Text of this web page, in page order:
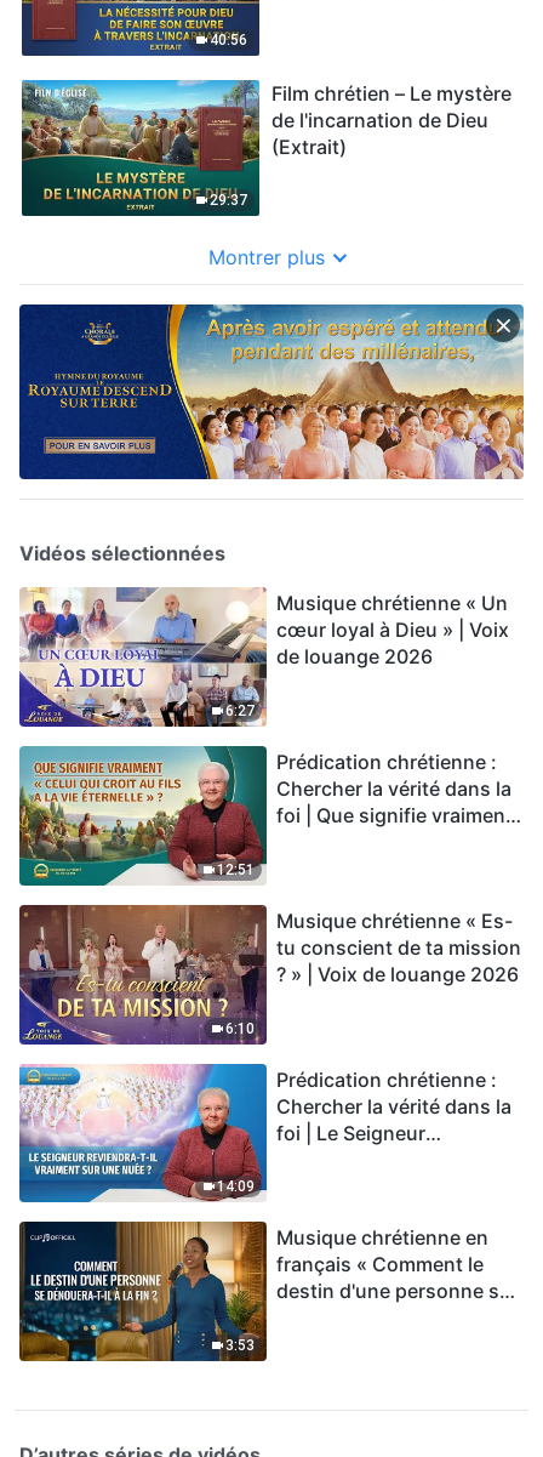
40:56
29:37
Film chrétien – Le mystère
de l'incarnation de Dieu
(Extrait)
Montrer plus
Vidéos sélectionnées
6:27
Musique chrétienne « Un
cœur loyal à Dieu » | Voix
de louange 2026
12:51
Prédication chrétienne :
Chercher la vérité dans la
foi | Que signifie vraiment
6:10
Musique chrétienne « Es-
tu conscient de ta mission
? » | Voix de louange 2026
14:09
Prédication chrétienne :
Chercher la vérité dans la
foi | Le Seigneur
3:53
Musique chrétienne en
français « Comment le
destin d'une personne se